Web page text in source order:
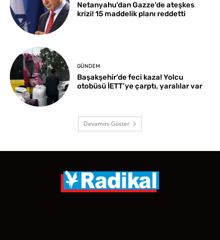
Netanyahu’dan Gazze’de ateşkes
krizi! 15 maddelik planı reddetti
GÜNDEM
Başakşehir’de feci kaza! Yolcu
otobüsü İETT’ye çarptı, yaralılar var
Devamını Göster